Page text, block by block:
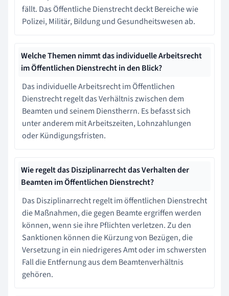
fällt. Das Öffentliche Dienstrecht deckt Bereiche wie
Polizei, Militär, Bildung und Gesundheitswesen ab.
Welche Themen nimmt das individuelle Arbeitsrecht
im Öffentlichen Dienstrecht in den Blick?
Das individuelle Arbeitsrecht im Öffentlichen
Dienstrecht regelt das Verhältnis zwischen dem
Beamten und seinem Dienstherrn. Es befasst sich
unter anderem mit Arbeitszeiten, Lohnzahlungen
oder Kündigungsfristen.
Wie regelt das Disziplinarrecht das Verhalten der
Beamten im Öffentlichen Dienstrecht?
Das Disziplinarrecht regelt im öffentlichen Dienstrecht
die Maßnahmen, die gegen Beamte ergriffen werden
können, wenn sie ihre Pflichten verletzen. Zu den
Sanktionen können die Kürzung von Bezügen, die
Versetzung in ein niedrigeres Amt oder im schwersten
Fall die Entfernung aus dem Beamtenverhältnis
gehören.